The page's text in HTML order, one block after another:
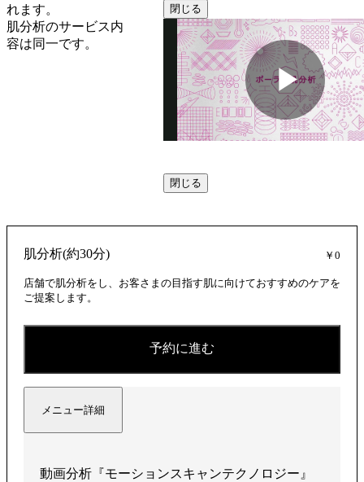
れます。
肌分析のサービス内
容は同一です。
閉じる
動
を
閉じる
肌分析(約30分) ￥0
店舗で肌分析をし、お客さまの目指す肌に向けておすすめのケアを
ご提案します。
予約に進む
メニュー詳細
動画分析『モーションスキャンテクノロジー』